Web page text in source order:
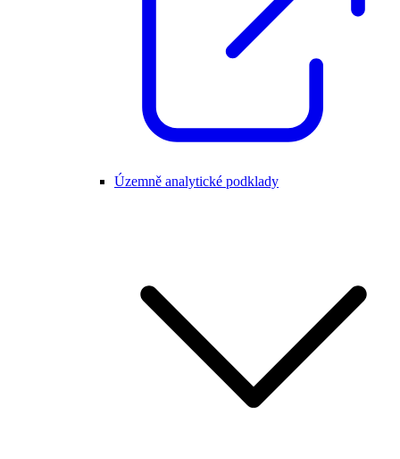
Územně analytické podklady